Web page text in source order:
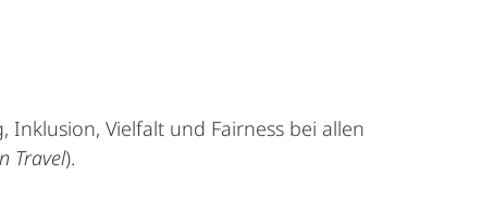
Inklusion, Vielfalt und Fairness bei allen
Travel).